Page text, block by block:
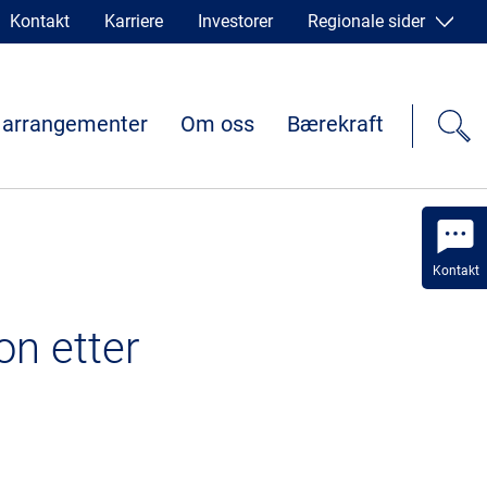
Kontakt
Kontakt Karriere Investorer Regionale sider
Om oss Bærekraft
etter